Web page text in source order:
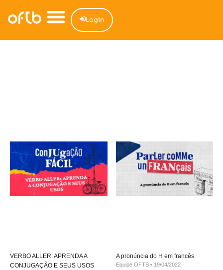
Login
VERBO ALLER: APRENDA A
CONJUGAÇÃO E SEUS USOS
A pronúncia do H em francês
Equipe OFTB 19/04/2022